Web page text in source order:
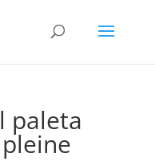
paleta